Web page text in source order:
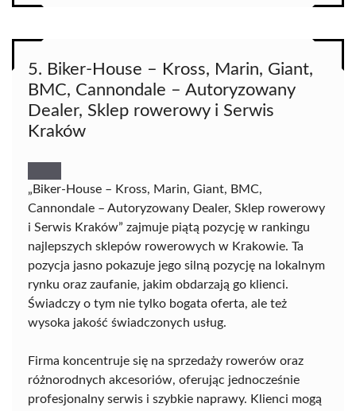
5. Biker-House – Kross, Marin, Giant,
BMC, Cannondale – Autoryzowany
Dealer, Sklep rowerowy i Serwis
Kraków
„Biker-House – Kross, Marin, Giant, BMC,
Cannondale – Autoryzowany Dealer, Sklep rowerowy
i Serwis Kraków” zajmuje piątą pozycję w rankingu
najlepszych sklepów rowerowych w Krakowie. Ta
pozycja jasno pokazuje jego silną pozycję na lokalnym
rynku oraz zaufanie, jakim obdarzają go klienci.
Świadczy o tym nie tylko bogata oferta, ale też
wysoka jakość świadczonych usług.
Firma koncentruje się na sprzedaży rowerów oraz
różnorodnych akcesoriów, oferując jednocześnie
profesjonalny serwis i szybkie naprawy. Klienci mogą